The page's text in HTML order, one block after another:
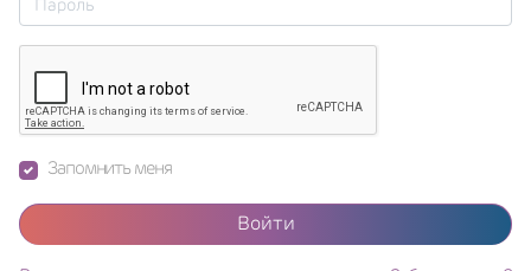
Запомнить меня
Войти